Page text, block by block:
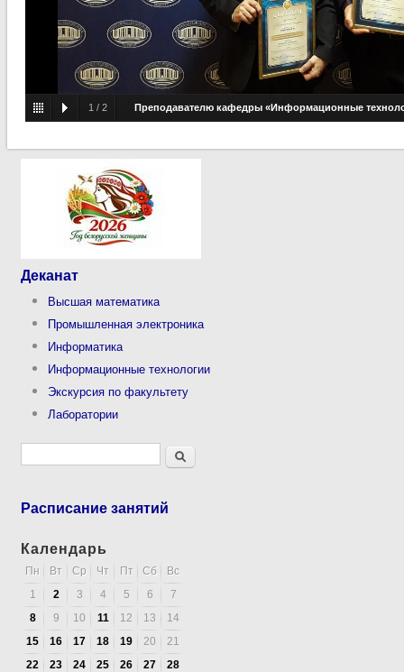
1 / 2 Преподавателю кафедры «Информационные
Деканат
Высшая математика
Промышленная электроника
Информатика
Информационные технологии
Экскурсия по факультету
Лаборатории
Форма поискаПоиск
Расписание занятий
Календарь
Пн Вт Ср Чт Пт Сб
Вс
1
2 3 4 5 6
7
8
9 10 11 12 13
14
15
16 17 18 19 20
21
22
23 24 25 26 27
28